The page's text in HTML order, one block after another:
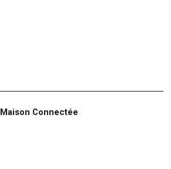
Maison Connectée